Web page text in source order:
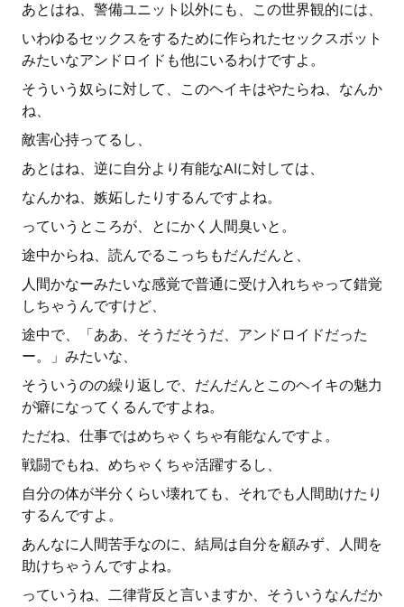
あとはね、警備ユニット以外にも、この世界観的には、
いわゆるセックスをするために作られたセックスボット
みたいなアンドロイドも他にいるわけですよ。
そういう奴らに対して、このヘイキはやたらね、なんか
ね、
敵害心持ってるし、
あとはね、逆に自分より有能なAIに対しては、
なんかね、嫉妬したりするんですよね。
っていうところが、とにかく人間臭いと。
途中からね、読んでるこっちもだんだんと、
人間かなーみたいな感覚で普通に受け入れちゃって錯覚
しちゃうんですけど、
途中で、「ああ、そうだそうだ、アンドロイドだった
ー。」みたいな、
そういうのの繰り返しで、だんだんとこのヘイキの魅力
が癖になってくるんですよね。
ただね、仕事ではめちゃくちゃ有能なんですよ。
戦闘でもね、めちゃくちゃ活躍するし、
自分の体が半分くらい壊れても、それでも人間助けたり
するんですよ。
あんなに人間苦手なのに、結局は自分を顧みず、人間を
助けちゃうんですよね。
っていうね、二律背反と言いますか、そういうなんだか